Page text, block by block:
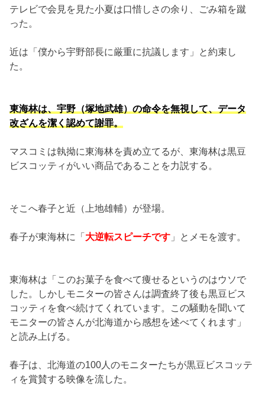
テレビで会見を見た小夏は口惜しさの余り、ごみ箱を蹴
った。
近は「僕から宇野部長に厳重に抗議します」と約束し
た。
東海林は、宇野（塚地武雄）の命令を無視して、データ
改ざんを潔く認めて謝罪。
マスコミは執拗に東海林を責め立てるが、東海林は黒豆
ビスコッティがいい商品であることを力説する。
そこへ春子と近（上地雄輔）が登場。
春子が東海林に「大逆転スピーチです 」とメモを渡す。
東海林は「このお菓子を食べて痩せるというのはウソで
した。しかしモニターの皆さんは調査終了後も黒豆ビス
コッティを食べ続けてくれています。この騒動を聞いて
モニターの皆さんが北海道から感想を述べてくれます」
と読み上げる。
春子は、北海道の100人のモニターたちが黒豆ビスコッテ
ィを賞賛する映像を流した。